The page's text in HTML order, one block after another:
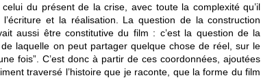
du présent de la crise, avec toute la complexité qu’il
et la réalisation. La question de la construction
aussi être constitutive du film : c’est la question de la
laquelle on peut partager quelque chose de réel, sur le
fois”. C’est donc à partir de ces coordonnées, ajoutées
traversé l’histoire que je raconte, que la forme du film